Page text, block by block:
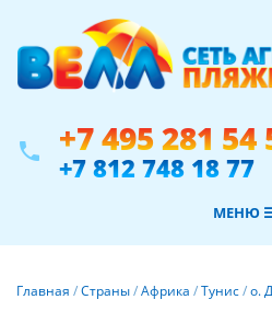
phone +7 495 281 54
+7 812 748 18 77
МЕНЮ
Главная /Страны/Африка /Тунис/о.